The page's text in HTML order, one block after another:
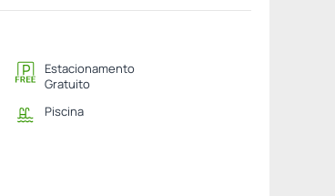
Estacionamento
Gratuito
Piscina